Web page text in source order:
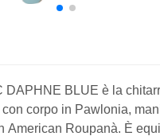
DAPHNE BLUE è la
corpo in Pawlonia,
American Roupanà. È